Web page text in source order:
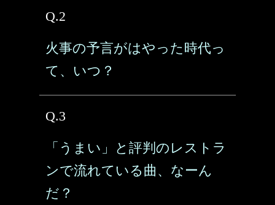
Q.2
火事の予言がはやった時代っ
て、いつ？
Q.3
「うまい」と評判のレストラ
ンで流れている曲、なーん
だ？